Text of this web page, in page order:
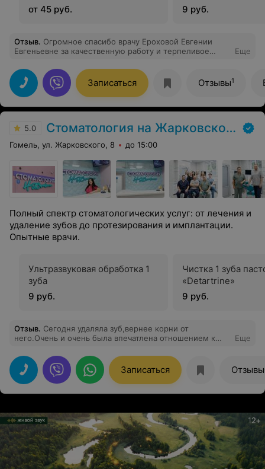
от 45 руб.
9 руб.
Отзыв. Огромное спасибо врачу Ероховой Евгении
Евгеньевне за качественную работу и терпеливое
ответственный подход к работе!
Еще
Записаться Отзывы1
5.0 Стоматология на Жарковского
Гомель, ул. Жарковского, 8 до 15:00
Полный спектр стоматологических услуг: от лечения и
удаление зубов до протезирования и имплантации.
Опытные врачи.
Ультразвуковая обработка 1
зуба
9 руб.
Чистка 1 зуба
«Detartrine»
9 руб.
Отзыв. Сегодня удаляла зуб,вернее корни от
него.Очень и очень была впечатлена отношением к
встретила милая,воспитаная девушка,так как я
страшная трусиха,она меня всё успокаивала и
говорила,что будет всё хорошо.Далее меня пригласил
в кабинет доктор ,незнаю как правильно его имя ,но то
,что это доброжелательный,чуткий врач,это
быстро и безболезненно!!!! Спасибо вам огромное!!!!
Рекомендую эту клинику!!!!!
Еще
Записаться Отзывы